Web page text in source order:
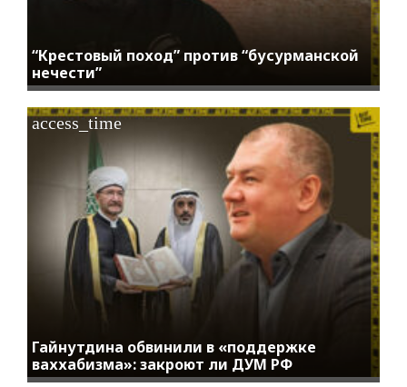
“Крестовый поход” против “бусурманской
нечести”
Гайнутдина обвинили в «поддержке
ваххабизма»: закроют ли ДУМ РФ
access_time